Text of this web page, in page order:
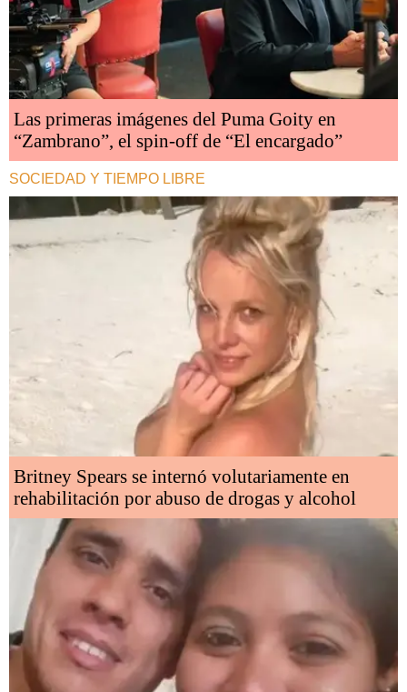
Las primeras imágenes del Puma Goity en
“Zambrano”, el spin-off de “El encargado”
SOCIEDAD Y TIEMPO LIBRE
Britney Spears se internó volutariamente en
rehabilitación por abuso de drogas y alcohol